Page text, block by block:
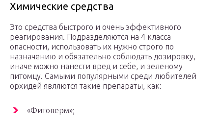
Химические средства
Это средства быстрого и очень эффективного
реагирования. Подразделяются на 4 класса
опасности, использовать их нужно строго по
назначению и обязательно соблюдать дозировку,
иначе можно нанести вред и себе, и зеленому
питомцу. Самыми популярными среди любителей
орхидей являются такие препараты, как:
«Фитоверм»;